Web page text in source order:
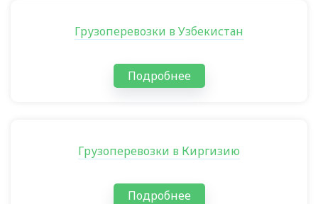
Грузоперевозки в Узбекистан
Подробнее
Грузоперевозки в Киргизию
Подробнее